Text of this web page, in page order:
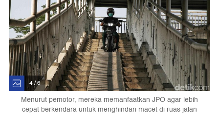
4 / 6
Menurut pemotor, mereka memanfaatkan JPO agar lebih
cepat berkendara untuk menghindari macet di ruas jalan